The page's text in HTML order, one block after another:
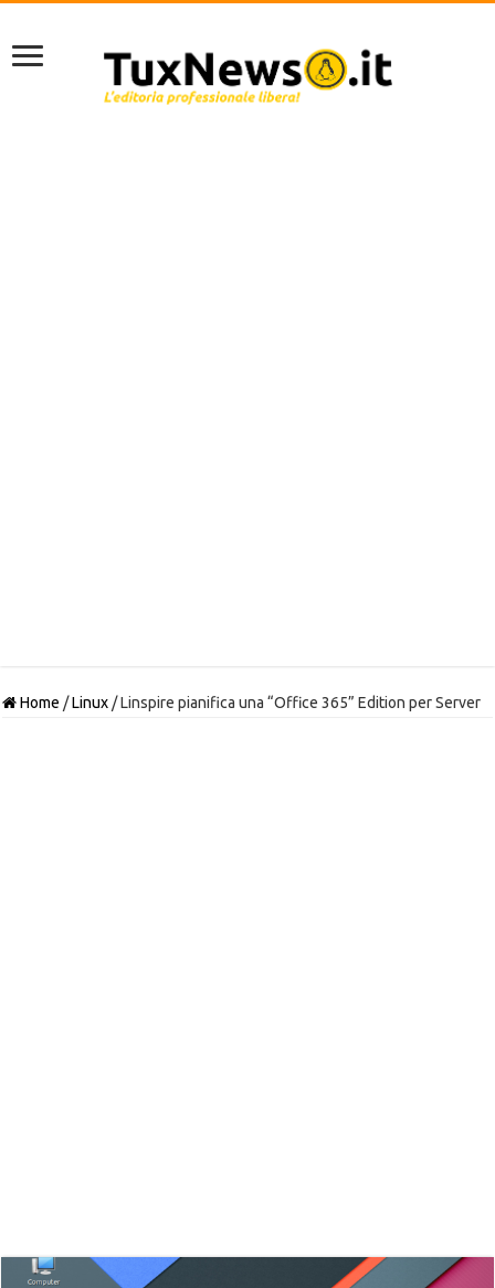
Home /Linux /Linspire pianifica una “Office 365” Edition per Server